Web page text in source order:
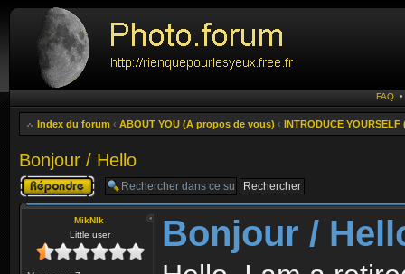
FAQ
Index du forum ‹ ABOUT YOU (A propos de vous) ‹ INTRODUCE
Bonjour / Hello
Publier une
réponse
MikNIk
Little user
Bonjour /